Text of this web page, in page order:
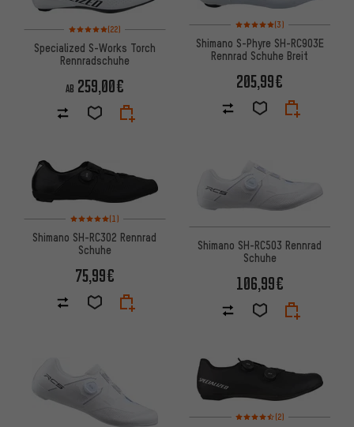
Bewertungen: 5 von 5 basierend auf 22 Bewertungen
(22)
Specialized S-Works Torch
Rennradschuhe
AB 259,00€
Bewertungen: 5 von 5
(3)
Shimano S-Phyre SH-RC903E
Rennrad Schuhe Breit
205,99€
Bewertungen: 5 von 5 basierend auf 1 Bewertungen
(1)
Shimano SH-RC302 Rennrad
Schuhe
75,99€
Shimano SH-RC503 Rennrad
Schuhe
106,99€
Bewertungen: 4,5 von 5
(2)